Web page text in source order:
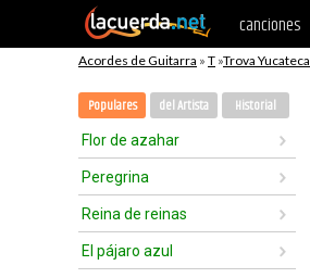
canciones
Acordes de Guitarra » T »Trova Yucateca
Populares del Artista Historial
Flor de azahar
Peregrina
Reina de reinas
El pájaro azul